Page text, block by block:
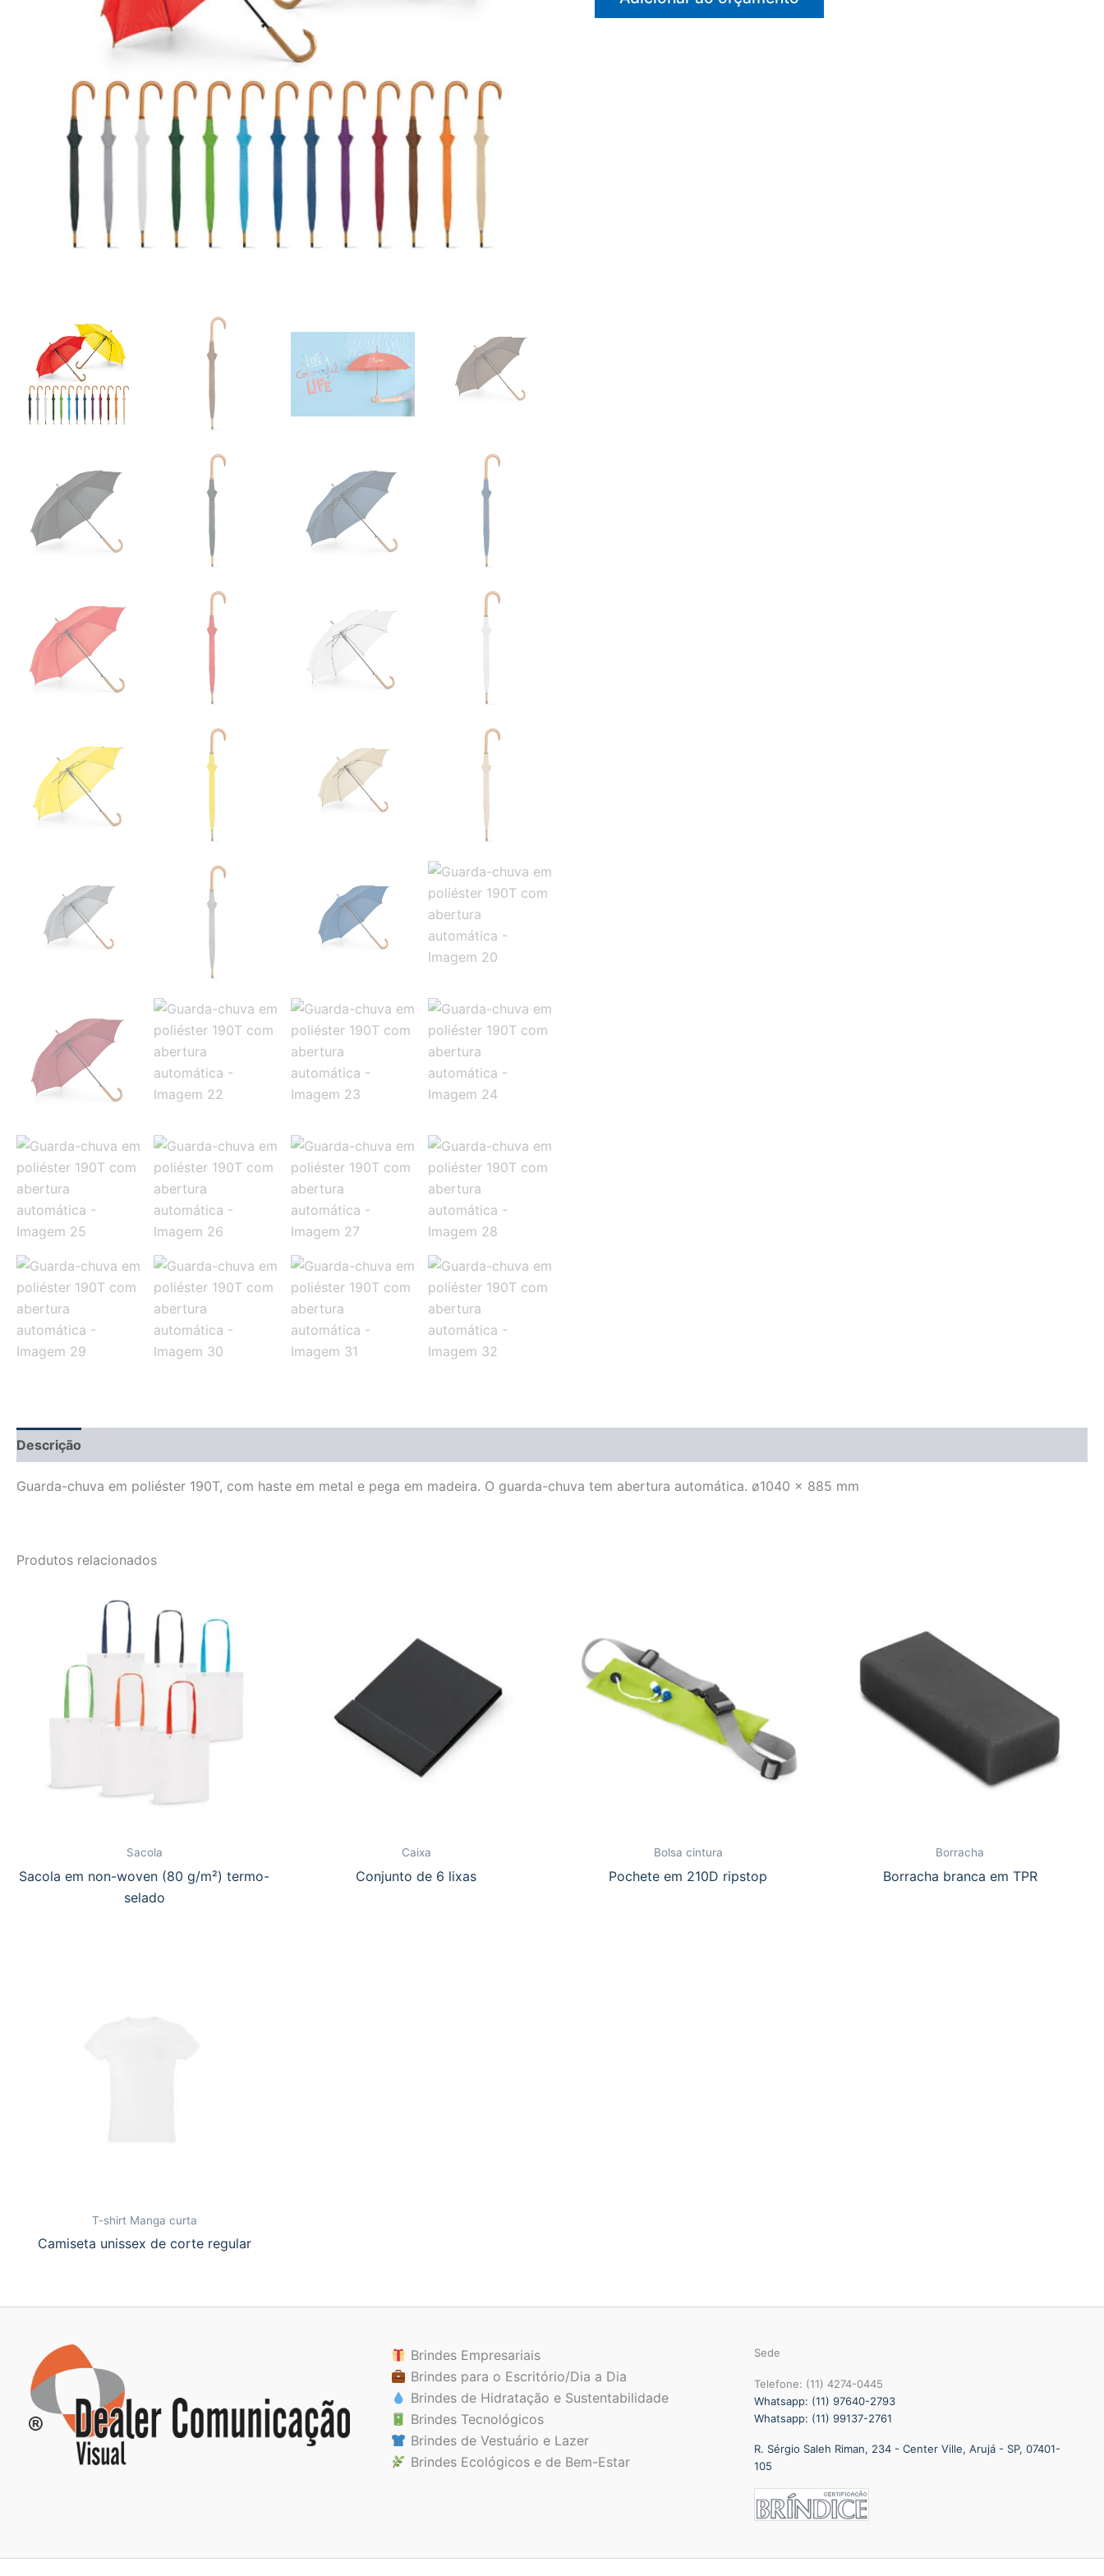
Descrição
Guarda-chuva em poliéster 190T, com haste em metal e pega em madeira. O guarda-chuva tem abertura automática. ø1040 x 885 mm
Produtos relacionados
Sacola
Sacola em non-woven (80 g/m²) termo-
selado
Caixa
Conjunto de 6 lixas
Bolsa cintura
Pochete em 210D ripstop
Borracha
Borracha branca em TPR
T-shirt Manga curta
Camiseta unissex de corte regular
Brindes Empresariais
Brindes para o Escritório/Dia a Dia
Brindes de Hidratação e Sustentabilidade
Brindes Tecnológicos
Brindes de Vestuário e Lazer
Brindes Ecológicos e de Bem-Estar
Sede
Telefone: (11) 4274-0445
Whatsapp: (11) 97640-2793
Whatsapp: (11) 99137-2761
R. Sérgio Saleh Riman, 234 - Center Ville, Arujá - SP, 07401-
105